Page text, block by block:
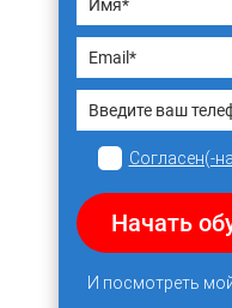
Согласен(-
Начать
И посмотреть